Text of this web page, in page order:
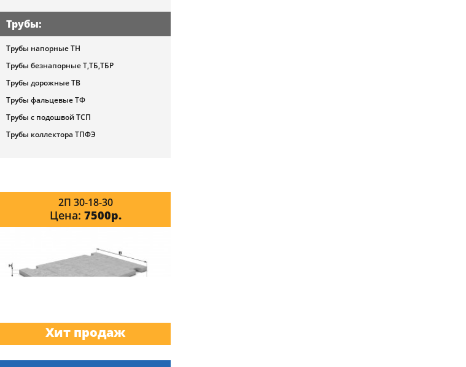
Трубы:
Трубы напорные ТН
Трубы безнапорные Т,ТБ,ТБР
Трубы дорожные ТВ
Трубы фальцевые ТФ
Трубы с подошвой ТСП
Трубы коллектора ТПФЭ
2П 30-18-30
Цена: 7500р.
Хит продаж